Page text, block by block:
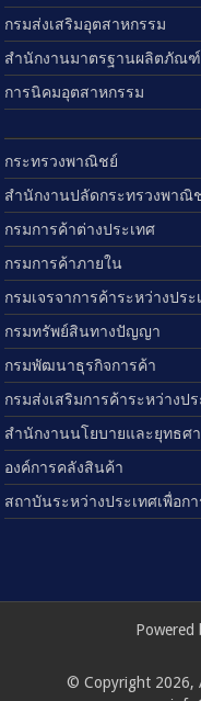
กรมส่งเสริมอุตสาหกรรม
สำนักงานมาตรฐานผลิตภัณ
การนิคมอุตสาหกรรม
กระทรวงพาณิชย์
สำนักงานปลัดกระทรวงพาณิ
กรมการค้าต่างประเทศ
กรมการค้าภายใน
กรมเจรจาการค้าระหว่างประ
กรมทรัพย์สินทางปัญญา
กรมพัฒนาธุรกิจการค้า
กรมส่งเสริมการค้าระหว่างปร
สำนักงานนโยบายและยุทธศ
องค์การคลังสินค้า
สถาบันระหว่างประเทศเพื่อ
Powered
© Copyright 2026,